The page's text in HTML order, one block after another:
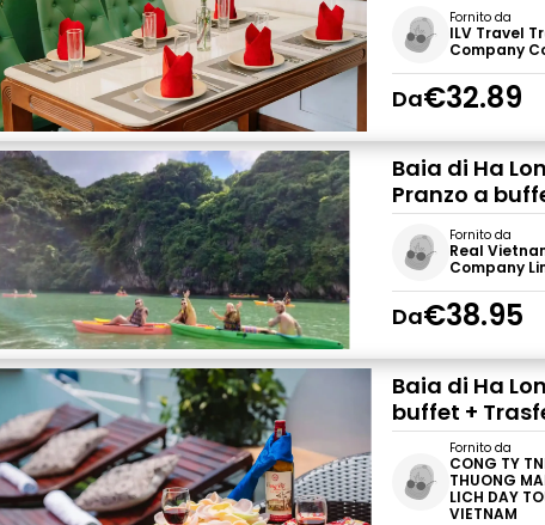
Fornito da
ILV Travel
Company
Da€32.89
Baia di Ha
Pranzo a
Fornito da
Real
Company
Da€38.95
Baia di Ha
buffet +
Fornito da
CONG TY
THUONG
LICH DAY
VIETNAM